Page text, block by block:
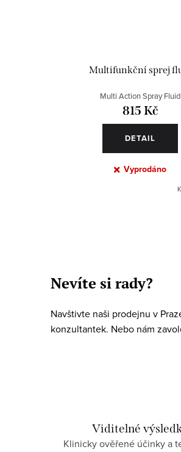
Multifunkční sprej
Multi Action Spray Fluid
815 Kč
DETAIL
Vyprodáno
l
á
d
Nevíte si rady?
Navštivte naši prodejnu v
konzultantek. Nebo nám
Viditelné
Klinicky ověřené účinky a